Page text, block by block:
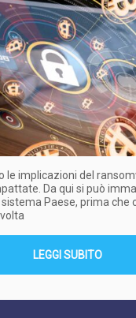
le implicazioni del
Da qui si può
Paese, prima che
LEGGI SUBITO